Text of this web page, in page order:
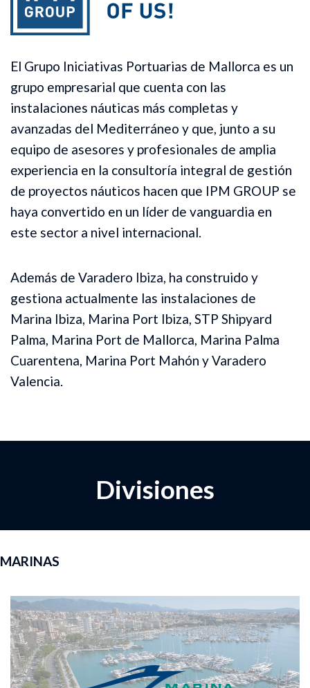
El Grupo Iniciativas Portuarias de Mallorca es un
grupo empresarial que cuenta con las
instalaciones náuticas más completas y
avanzadas del Mediterráneo y que, junto a su
equipo de asesores y profesionales de amplia
experiencia en la consultoría integral de gestión
de proyectos náuticos hacen que IPM GROUP se
haya convertido en un líder de vanguardia en
este sector a nivel internacional.
Además de Varadero Ibiza, ha construido y
gestiona actualmente las instalaciones de
Marina Ibiza, Marina Port Ibiza, STP Shipyard
Palma, Marina Port de Mallorca, Marina Palma
Cuarentena, Marina Port Mahón y Varadero
Valencia.
Divisiones
MARINAS